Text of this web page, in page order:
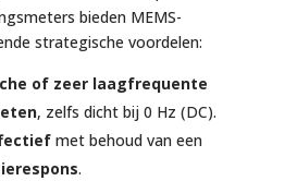
bieden MEMS-
strategische voordelen:
of zeer laagfrequente
, zelfs dicht bij 0 Hz (DC).
met behoud van een
.